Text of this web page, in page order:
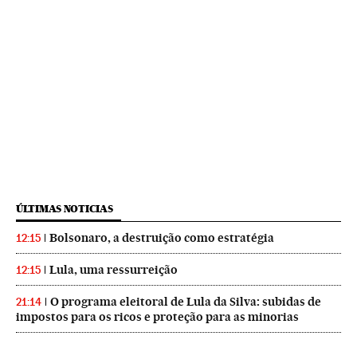
ÚLTIMAS NOTICIAS
12:15 Bolsonaro, a destruição como estratégia
12:15 Lula, uma ressurreição
21:14
O programa eleitoral de Lula da Silva: subidas de
impostos para os ricos e proteção para as minorias